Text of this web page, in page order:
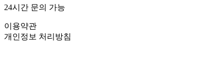
24시간 문의 가능
이용약관
개인정보 처리방침